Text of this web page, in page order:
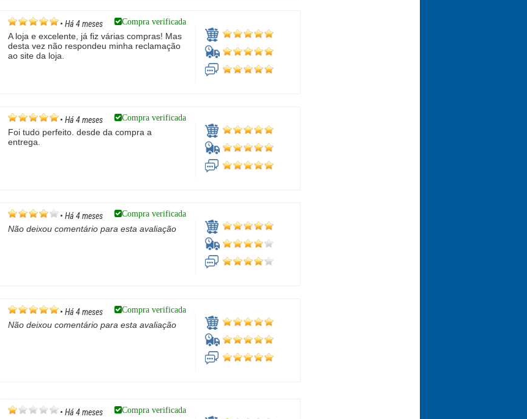
• Há 4 meses Compra verificada
A loja e excelente, já fiz várias compras! Mas
desta vez não respondeu minha reclamação
ao site da loja.
• Há 4 meses Compra verificada
Foi tudo perfeito. desde da compra a
entrega.
• Há 4 meses Compra verificada
Não deixou comentário para esta avaliação
• Há 4 meses Compra verificada
Não deixou comentário para esta avaliação
• Há 4 meses Compra verificada